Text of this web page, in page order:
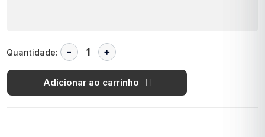
Quantidade:
Adicionar ao carrinho